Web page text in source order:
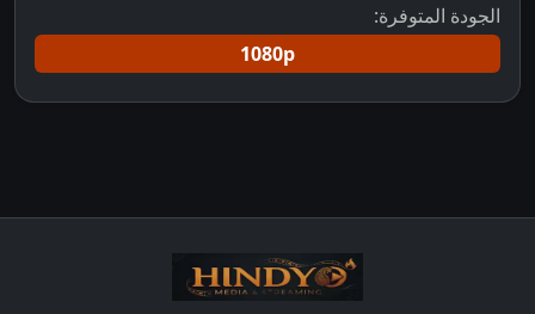
الجودة المتوفرة:
1080p